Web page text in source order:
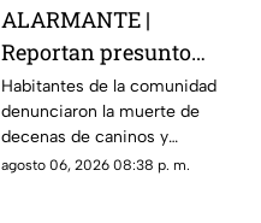
ALARMANTE |
Reportan presunto
env3nen4miento de al
menos 23 perros en
esta zona de Querétaro:
IMAGENES SENSIBLES
Habitantes de la comunidad
denunciaron la muerte de
decenas de caninos y
solicitaron que se esclarezcan
agosto 06, 2026 08:38 p. m.